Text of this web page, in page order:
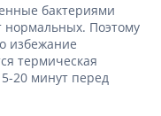
бактериями
нормальных. Поэтому
избежание
термическая
20 минут перед